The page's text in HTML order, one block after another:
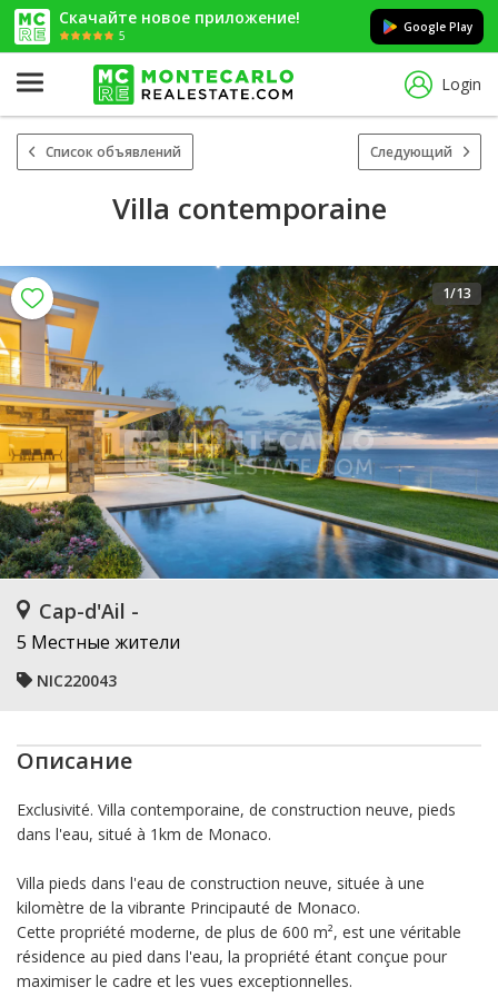
Скачайте новое приложение!
5
Google Play
Login
Список объявлений Следующий
Villa contemporaine
1/13
Cap-d'Ail -
5 Местные жители
NIC220043
Описание
Exclusivité. Villa contemporaine, de construction neuve, pieds
dans l'eau, situé à 1km de Monaco.
Villa pieds dans l'eau de construction neuve, située à une
kilomètre de la vibrante Principauté de Monaco.
Cette propriété moderne, de plus de 600 m², est une véritable
résidence au pied dans l'eau, la propriété étant conçue pour
maximiser le cadre et les vues exceptionnelles.